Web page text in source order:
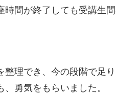
時間が終了しても受講生
整理でき、今の段階で足
勇気をもらいました。